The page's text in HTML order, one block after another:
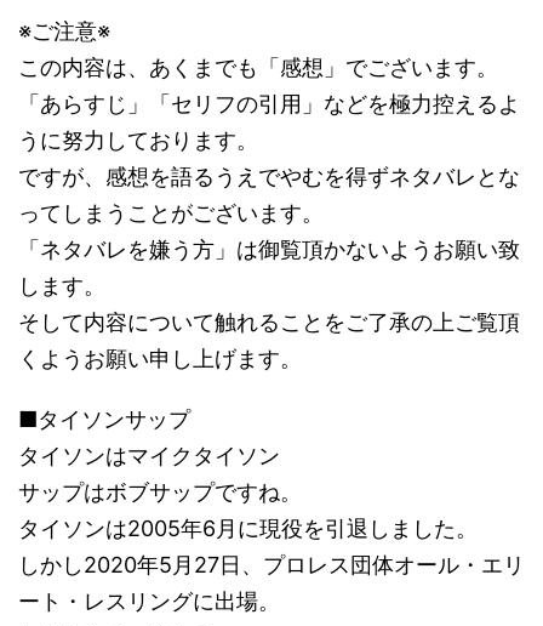
※ご注意※
この内容は、あくまでも「感想」でございます。
「あらすじ」「セリフの引用」などを極力控えるよ
うに努力しております。
ですが、感想を語るうえでやむを得ずネタバレとな
ってしまうことがございます。
「ネタバレを嫌う方」は御覧頂かないようお願い致
します。
そして内容について触れることをご了承の上ご覧頂
くようお願い申し上げます。
■タイソンサップ
タイソンはマイクタイソン
サップはボブサップですね。
タイソンは2005年6月に現役を引退しました。
しかし2020年5月27日、プロレス団体オール・エリ
ート・レスリングに出場。